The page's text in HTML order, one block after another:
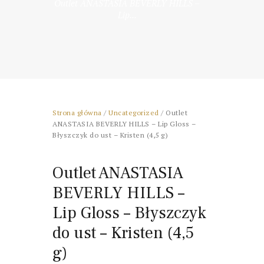
Strona główna / Uncategorized / Outlet
ANASTASIA BEVERLY HILLS – Lip Gloss –
Błyszczyk do ust – Kristen (4,5 g)
Outlet ANASTASIA
BEVERLY HILLS –
Lip Gloss – Błyszczyk
do ust – Kristen (4,5
g)